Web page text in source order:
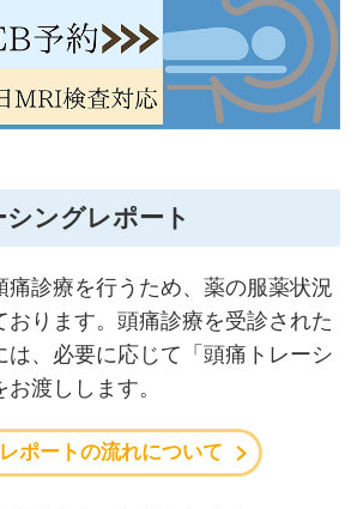
ングレポート
痛診療を行うため、薬の服薬状況
おります。頭痛診療を受診された
は、必要に応じて「頭痛トレーシ
渡しします。
ポートの流れについて